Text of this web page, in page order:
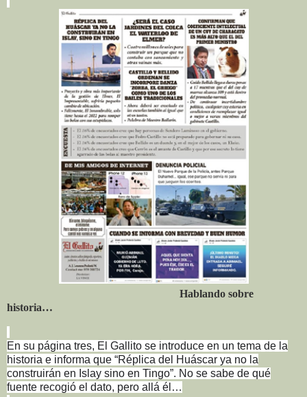
Hablando sobre
historia…
En su página tres, El Gallito se introduce en un tema de la
historia e informa que “Réplica del Huáscar ya no la
construirán en Islay sino en Tingo”. No se sabe de qué
fuente recogió el dato, pero allá él…